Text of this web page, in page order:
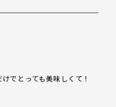
でとっても美味しくて！